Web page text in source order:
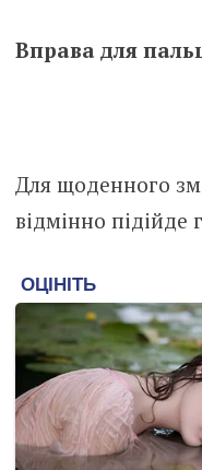
Вправа для
Для щоденного
відмінно підійде